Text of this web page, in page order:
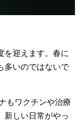
を迎えます。春に
多いのではないで
もワクチンや治療
新しい日常がやっ